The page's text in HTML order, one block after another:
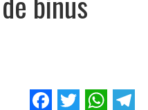
Facebook
Twitter